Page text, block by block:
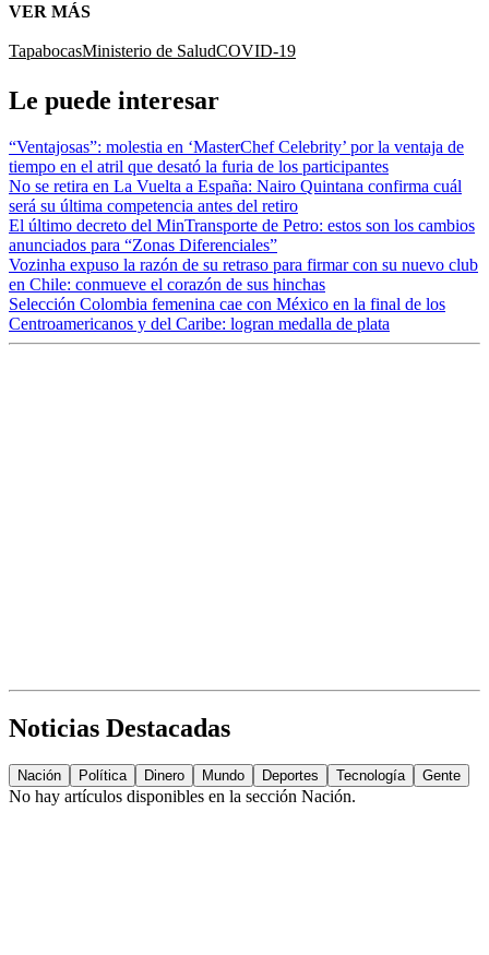
VER MÁS
TapabocasMinisterio de SaludCOVID-19
Le puede interesar
“Ventajosas”: molestia en ‘MasterChef Celebrity’ por la ventaja de
tiempo en el atril que desató la furia de los participantes
No se retira en La Vuelta a España: Nairo Quintana confirma cuál
será su última competencia antes del retiro
El último decreto del MinTransporte de Petro: estos son los cambios
anunciados para “Zonas Diferenciales”
Vozinha expuso la razón de su retraso para firmar con su nuevo club
en Chile: conmueve el corazón de sus hinchas
Selección Colombia femenina cae con México en la final de los
Centroamericanos y del Caribe: logran medalla de plata
Noticias Destacadas
Nación Política Dinero Mundo Deportes Tecnología Gente
No hay artículos disponibles en la sección Nación.